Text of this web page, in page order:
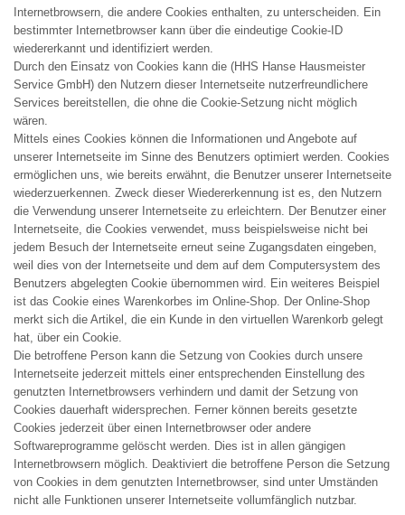
Internetbrowsern, die andere Cookies enthalten, zu unterscheiden. Ein
bestimmter Internetbrowser kann über die eindeutige Cookie-ID
wiedererkannt und identifiziert werden.
Durch den Einsatz von Cookies kann die (HHS Hanse Hausmeister
Service GmbH) den Nutzern dieser Internetseite nutzerfreundlichere
Services bereitstellen, die ohne die Cookie-Setzung nicht möglich
wären.
Mittels eines Cookies können die Informationen und Angebote auf
unserer Internetseite im Sinne des Benutzers optimiert werden. Cookies
ermöglichen uns, wie bereits erwähnt, die Benutzer unserer Internetseite
wiederzuerkennen. Zweck dieser Wiedererkennung ist es, den Nutzern
die Verwendung unserer Internetseite zu erleichtern. Der Benutzer einer
Internetseite, die Cookies verwendet, muss beispielsweise nicht bei
jedem Besuch der Internetseite erneut seine Zugangsdaten eingeben,
weil dies von der Internetseite und dem auf dem Computersystem des
Benutzers abgelegten Cookie übernommen wird. Ein weiteres Beispiel
ist das Cookie eines Warenkorbes im Online-Shop. Der Online-Shop
merkt sich die Artikel, die ein Kunde in den virtuellen Warenkorb gelegt
hat, über ein Cookie.
Die betroffene Person kann die Setzung von Cookies durch unsere
Internetseite jederzeit mittels einer entsprechenden Einstellung des
genutzten Internetbrowsers verhindern und damit der Setzung von
Cookies dauerhaft widersprechen. Ferner können bereits gesetzte
Cookies jederzeit über einen Internetbrowser oder andere
Softwareprogramme gelöscht werden. Dies ist in allen gängigen
Internetbrowsern möglich. Deaktiviert die betroffene Person die Setzung
von Cookies in dem genutzten Internetbrowser, sind unter Umständen
nicht alle Funktionen unserer Internetseite vollumfänglich nutzbar.